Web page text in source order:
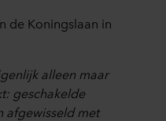
de Koningslaan in
alleen maar
geschakelde
afgewisseld met